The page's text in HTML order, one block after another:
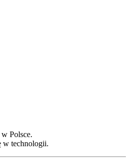
Polsce.
w technologii.